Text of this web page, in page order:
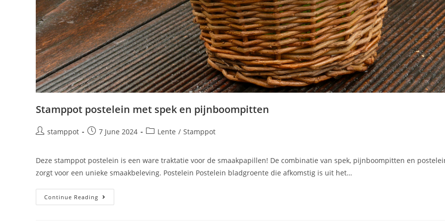
Stamppot postelein met spek en pijnboompitten
stamppot 7 June 2024 Lente / Stamppot
Deze stamppot postelein is een ware traktatie voor de smaakpapillen! De combinatie van spek, pijnboompitten en
zorgt voor een unieke smaakbeleving. Postelein Postelein bladgroente die afkomstig is uit het…
Continue Reading